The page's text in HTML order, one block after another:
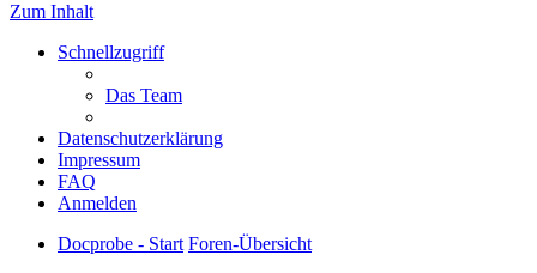
Zum Inhalt
Schnellzugriff
Das Team
Datenschutzerklärung
Impressum
FAQ
Anmelden
Docprobe - Start Foren-Übersicht